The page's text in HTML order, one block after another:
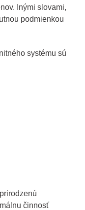
Inými slovami,
podmienkou
systému sú
činnosť